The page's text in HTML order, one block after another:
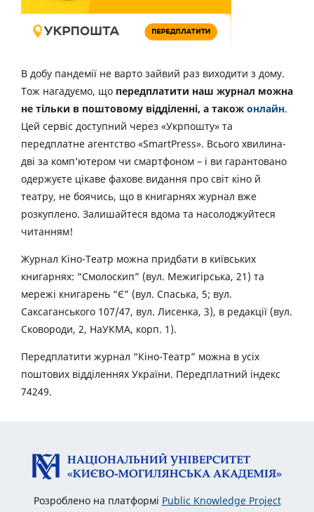
В добу пандемії не варто зайвий раз виходити з дому.
Тож нагадуємо, що передплатити наш журнал можна
не тільки в поштовому відділенні, а також онлайн.
Цей сервіс доступний через «Укрпошту» та
передплатне агентство «SmartPress». Всього хвилина-
дві за комп’ютером чи смартфоном – і ви гарантовано
одержуєте цікаве фахове видання про світ кіно й
театру, не боячись, що в книгарнях журнал вже
розкуплено. Залишайтеся вдома та насолоджуйтеся
читанням!
Журнал Кіно-Театр можна придбати в київських
книгарнях: “Смолоскип” (вул. Межигірська, 21) та
мережі книгарень “Є” (вул. Спаська, 5; вул.
Саксаганського 107/47, вул. Лисенка, 3), в редакції (вул.
Сковороди, 2, НаУКМА, корп. 1).
Передплатити журнал “Кіно-Театр” можна в усіх
поштових відділеннях України. Передплатний індекс
74249.
Розроблено на платформі Public Knowledge Project